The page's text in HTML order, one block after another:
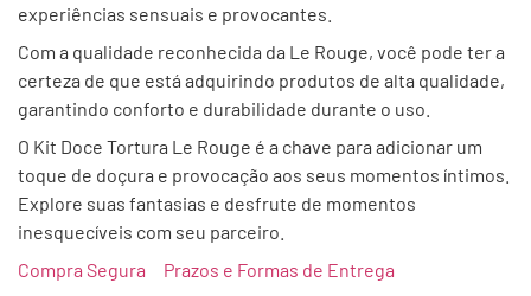
experiências sensuais e provocantes.
Com a qualidade reconhecida da Le Rouge, você pode ter a
certeza de que está adquirindo produtos de alta qualidade,
garantindo conforto e durabilidade durante o uso.
O Kit Doce Tortura Le Rouge é a chave para adicionar um
toque de doçura e provocação aos seus momentos íntimos.
Explore suas fantasias e desfrute de momentos
inesquecíveis com seu parceiro.
Compra Segura
Prazos e Formas de Entrega